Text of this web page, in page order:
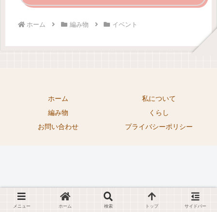
ホーム 編み物 イベント
ホーム
私について
編み物
くらし
お問い合わせ
プライバシーポリシー
メニュー ホーム 検索 トップ サイドバー